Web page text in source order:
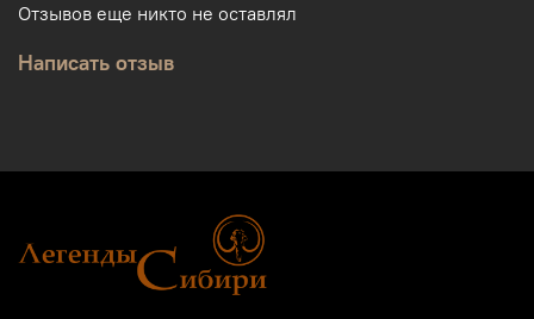
Отзывов еще никто не оставлял
Написать отзыв